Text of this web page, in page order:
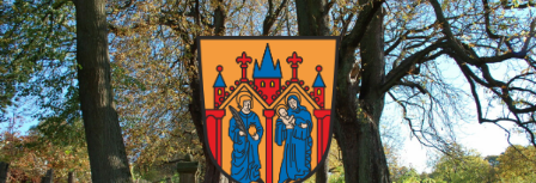
Skip
to
content
Skip
to
main
navigation
Skip
to
footer